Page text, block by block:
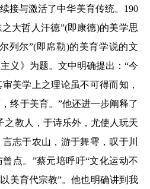
接与激活了中华美育传统。190
大哲人汗德”(即康德)的美学思
列尔”(即席勒)的美育学说的文
义》为题。文中明确提出：“今
美学上之理论虽不可得而知，
终于美育。”他还进一步阐释了
之教人，于诗乐外，尤使人玩天
志于农山，游于舞雩，叹于川
曾点。”蔡元培呼吁“文化运动不
美育代宗教”。他也明确讲到我